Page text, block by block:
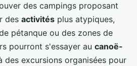
des campings proposant
des activités plus atypiques,
pétanque ou des zones de
pourront s'essayer au canoë-
des excursions organisées pour